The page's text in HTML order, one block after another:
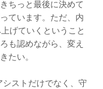
ちっと最後に決めて
ています。ただ、内
げていくということ
も認めながら、変え
たい。
ストだけでなく、守